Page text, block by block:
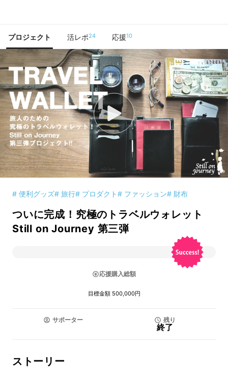
プロジェクト 活レポ24 応援10
# 便利グッズ# 旅行# プロダクト# ファッション# 財布
ついに完成！究極のトラベルウォレット
Still on Journey 第三弾
応援購入総額
目標金額 500,000円
サポーター 残り
終了
ストーリー